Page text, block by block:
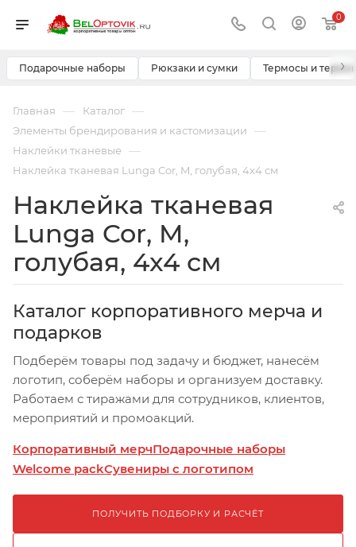
0
Подарочные наборы Рюкзаки и сумки Термосы и ›
Главная — Каталог —
Элементы брендирования и кастомизации —
Наклейки тканевые —
Наклейка тканевая Lunga Cor, M, голубая, 4x4 см
Наклейка тканевая
Lunga Cor, M,
голубая, 4x4 см
Каталог корпоративного мерча и
подарков
Подберём товары под задачу и бюджет, нанесём
логотип, соберём наборы и организуем доставку.
Работаем с тиражами для сотрудников, клиентов,
мероприятий и промоакций.
Корпоративный мерчПодарочные наборы
Welcome packСувениры с логотипом
ПОЛУЧИТЬ ПОДБОРКУ И РАСЧЁТ